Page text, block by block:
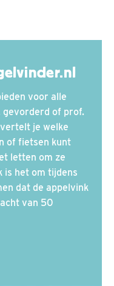
voor alle
gevorderd of prof.
je welke
of fietsen kunt
letten om ze
is het om tijdens
dat de appelvink
van 50